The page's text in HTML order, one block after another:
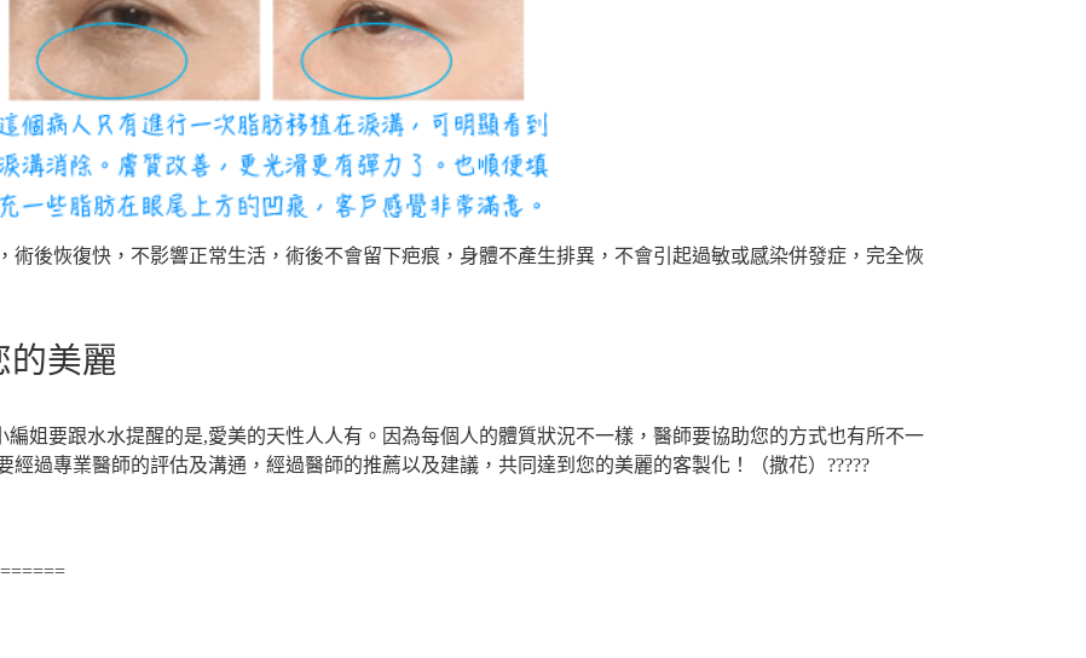
術後恢復快，不影響正常生活，術後不會留下疤痕，身體不產生排異，不會引起過敏或感染併發症，完全恢
的美麗
姐要跟水水提醒的是,愛美的天性人人有。因為每個人的體質狀況不一樣，醫師要協助您的方式也有所不一
過專業醫師的評估及溝通，經過醫師的推薦以及建議，共同達到您的美麗的客製化！（撒花）?????